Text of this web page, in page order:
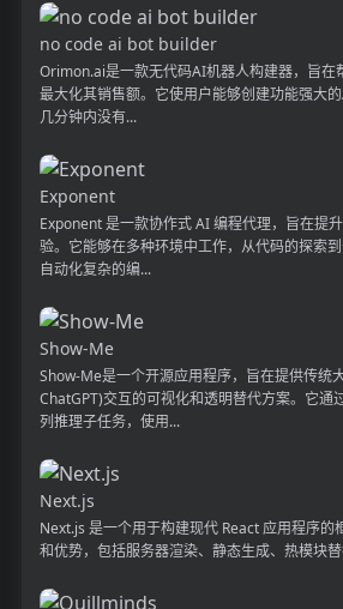
no code ai bot builder
Orimon.ai是一款无代码AI机器人构建器，旨在
最大化其销售额。它使用户能够创建功能强大
几分钟内没有...
Exponent
Exponent 是一款协作式 AI 编程代理，旨在提
验。它能够在多种环境中工作，从代码的探索
自动化复杂的编...
Show-Me
Show-Me是一个开源应用程序，旨在提供传统
ChatGPT)交互的可视化和透明替代方案。它通
列推理子任务，使用...
Next.js
Next.js 是一个用于构建现代 React 应用程序的
和优势，包括服务器渲染、静态生成、热模块